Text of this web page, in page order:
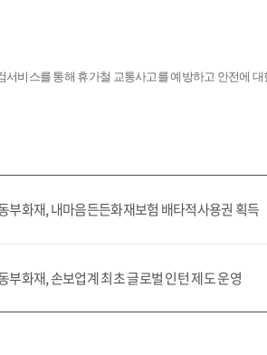
서비스를 통해 휴가철 교통사고를 예방하고 안전에
부화재, 내마음든든화재보험 배타적사용권 획득
부화재, 손보업계 최초 글로벌 인턴 제도 운영